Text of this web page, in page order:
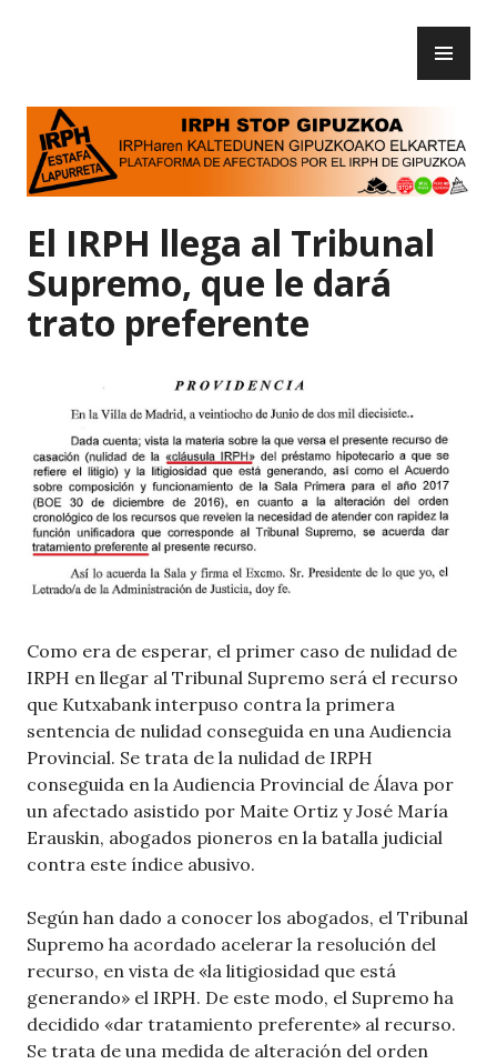
El IRPH llega al Tribunal
Supremo, que le dará
trato preferente
Como era de esperar, el primer caso de nulidad de
IRPH en llegar al Tribunal Supremo será el recurso
que Kutxabank interpuso contra la primera
sentencia de nulidad conseguida en una Audiencia
Provincial. Se trata de la nulidad de IRPH
conseguida en la Audiencia Provincial de Álava por
un afectado asistido por Maite Ortiz y José María
Erauskin, abogados pioneros en la batalla judicial
contra este índice abusivo.
Según han dado a conocer los abogados, el Tribunal
Supremo ha acordado acelerar la resolución del
recurso, en vista de «la litigiosidad que está
generando» el IRPH. De este modo, el Supremo ha
decidido «dar tratamiento preferente» al recurso.
Se trata de una medida de alteración del orden